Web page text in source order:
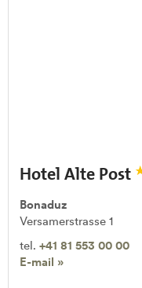
Hotel Alte Post
Bonaduz
Versamerstrasse 1
tel. +41 81 553 00 00
E-mail »